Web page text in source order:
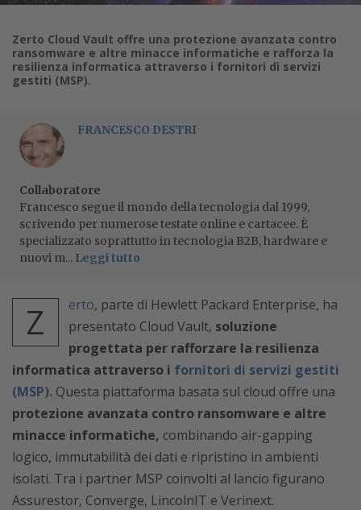
Zerto Cloud Vault offre una protezione avanzata contro
ransomware e altre minacce informatiche e rafforza la
resilienza informatica attraverso i fornitori di servizi
gestiti (MSP).
FRANCESCO DESTRI
Collaboratore
Francesco segue il mondo della tecnologia dal 1999,
scrivendo per numerose testate online e cartacee. È
specializzato soprattutto in tecnologia B2B, hardware e
nuovi m... Leggi tutto
Z erto, parte di Hewlett Packard Enterprise, ha
presentato Cloud Vault, soluzione
progettata per rafforzare la resilienza
informatica attraverso i fornitori di servizi gestiti
(MSP). Questa piattaforma basata sul cloud offre una
protezione avanzata contro ransomware e altre
minacce informatiche, combinando air-gapping
logico, immutabilità dei dati e ripristino in ambienti
isolati. Tra i partner MSP coinvolti al lancio figurano
Assurestor, Converge, LincolnIT e Verinext.